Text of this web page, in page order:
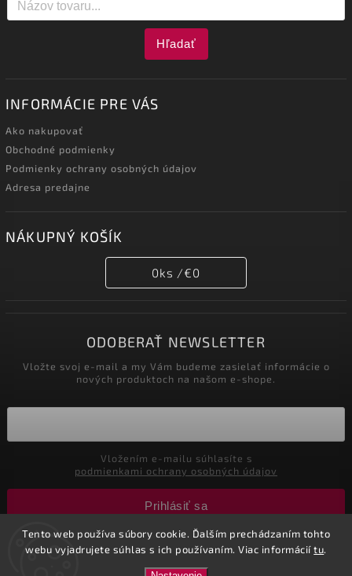
Tento web používa súbory cookie. Ďalším prechádzaním tohto
webu vyjadrujete súhlas s ich používaním. Viac informáciítu.
Hľadať
INFORMÁCIE PRE VÁS
Ako nakupovať
Obchodné podmienky
Podmienky ochrany osobných údajov
Adresa predajne
NÁKUPNÝ KOŠÍK
0ks /€0
ODOBERAŤ NEWSLETTER
Vložte svoj e-mail a my Vám budeme zasielať informácie o
nových produktoch na našom e-shope.
podmienkami ochrany osobných údajov
Prihlásiť sa
Nastol.sk. Všetky práva vyhradené.